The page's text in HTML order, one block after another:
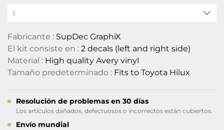
Fabricante : SupDec GraphiX
El kit consiste en : 2 decals (left and right side)
Material : High quality Avery vinyl
Tamaño predeterminado : Fits to Toyota Hilux
Resolución de problemas en 30 días
Los artículos dañados, defectuosos o incorrectos están cubiertos.
Envío mundial